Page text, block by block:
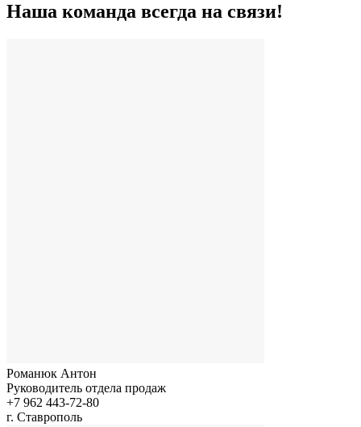
Наша команда всегда на связи!
Романюк Антон
Руководитель отдела продаж
+7 962 443-72-80
г. Ставрополь